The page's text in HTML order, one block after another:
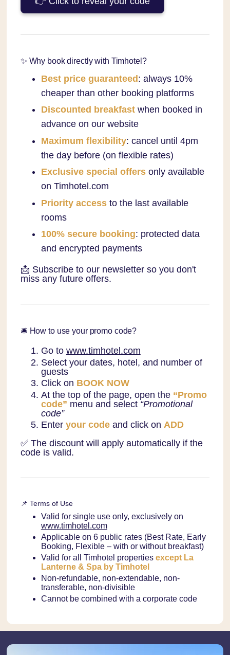
✨ Why book directly with Timhotel?
Best price guaranteed: always 10%
cheaper than other booking platforms
Discounted breakfastwhen booked in
advance on our website
Maximum flexibility: cancel until 4pm
the day before (on flexible rates)
Exclusive special offersonly available
on Timhotel.com
Priority accessto the last available
rooms
100% secure booking: protected data
and encrypted payments
📩 Subscribe to our newsletter so you don't
miss any future offers.
🛎️ How to use your promo code?
Go to www.timhotel.com
Select your dates, hotel, and number of
guests
Click on BOOK NOW
At the top of the page, open the “Promo
code” menu and select “Promotional
code”
Enter your codeand click on ADD
✅ The discount will apply automatically if the
code is valid.
📌 Terms of Use
Valid for single use only, exclusively on
www.timhotel.com
Applicable on 6 public rates (Best Rate, Early
Booking, Flexible – with or without breakfast)
Valid for all Timhotel properties except La
Lanterne & Spa by Timhotel
Non-refundable, non-extendable, non-
transferable, non-divisible
Cannot be combined with a corporate code